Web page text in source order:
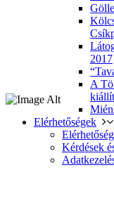
2017
A
Elérhetőségek
Kérdések